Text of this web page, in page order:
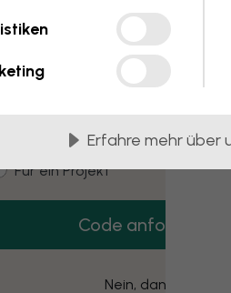
Erfahre mehr über
3 kostenlose
dir 3 Tapetenmuster gratis
type
Für mich
Für ein Projekt
Code anfordern
Nein, danke